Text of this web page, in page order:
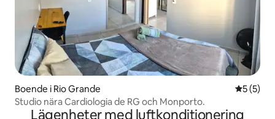
Boende i Rio Grande 5 av 5 i
5 (5)
Studio nära Cardiologia de RG och Monporto.
Lägenheter med luftkonditionering